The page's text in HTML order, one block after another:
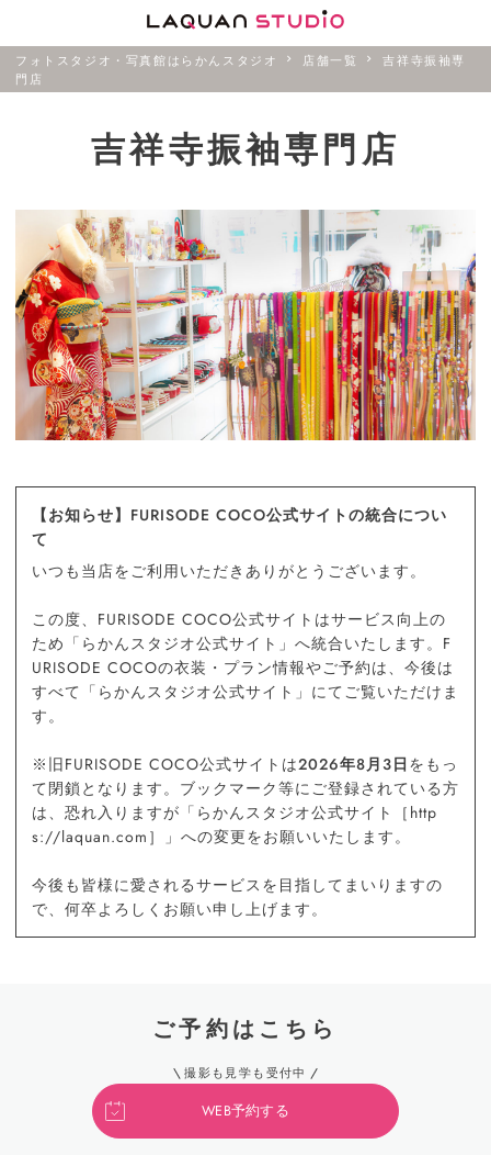
フォトスタジオ・写真館はらかんスタジオ 店舗一覧
吉祥寺振袖専
門店
吉祥寺振袖専門店
【お知らせ】FURISODE COCO公式サイトの統合につい
て
いつも当店をご利用いただきありがとうございます。
この度、FURISODE COCO公式サイトはサービス向上の
ため「らかんスタジオ公式サイト」へ統合いたします。F
URISODE COCOの衣装・プラン情報やご予約は、今後は
すべて「らかんスタジオ公式サイト」にてご覧いただけま
す。
※旧FURISODE COCO公式サイトは2026年8月3日 をもっ
て閉鎖となります。ブックマーク等にご登録されている方
は、恐れ入りますが「らかんスタジオ公式サイト［http
s://laquan.com］」への変更をお願いいたします。
今後も皆様に愛されるサービスを目指してまいりますの
で、何卒よろしくお願い申し上げます。
ご予約はこちら
撮影も見学も受付中
WEB予約する